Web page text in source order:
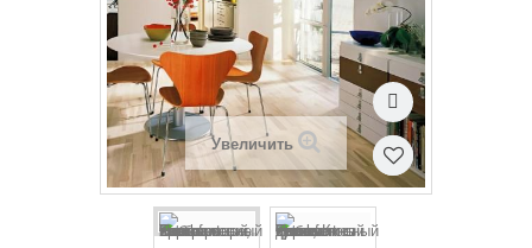
Увеличить